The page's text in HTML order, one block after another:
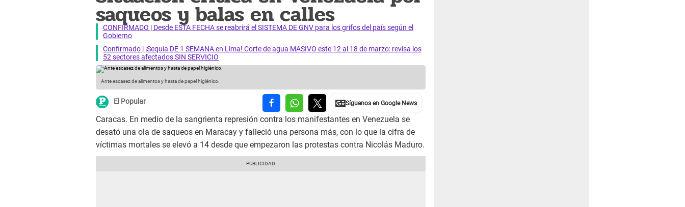
saqueos y balas en calles
CONFIRMADO | Desde ESTA FECHA se reabrirá el SISTEMA DE GNV para los grifos del país según el
Gobierno
Confirmado | ¡Sequía DE 1 SEMANA en Lima! Corte de agua MASIVO este 12 al 18 de marzo: revisa los
52 sectores afectados SIN SERVICIO
Ante escasez de alimentos y hasta de papel higiénico.
El Popular
Caracas. En medio de la sangrienta represión contra los manifestantes en Venezuela se
desató una ola de saqueos en Maracay y falleció una persona más, con lo que la cifra de
víctimas mortales se elevó a 14 desde que empezaron las protestas contra Nicolás Maduro.